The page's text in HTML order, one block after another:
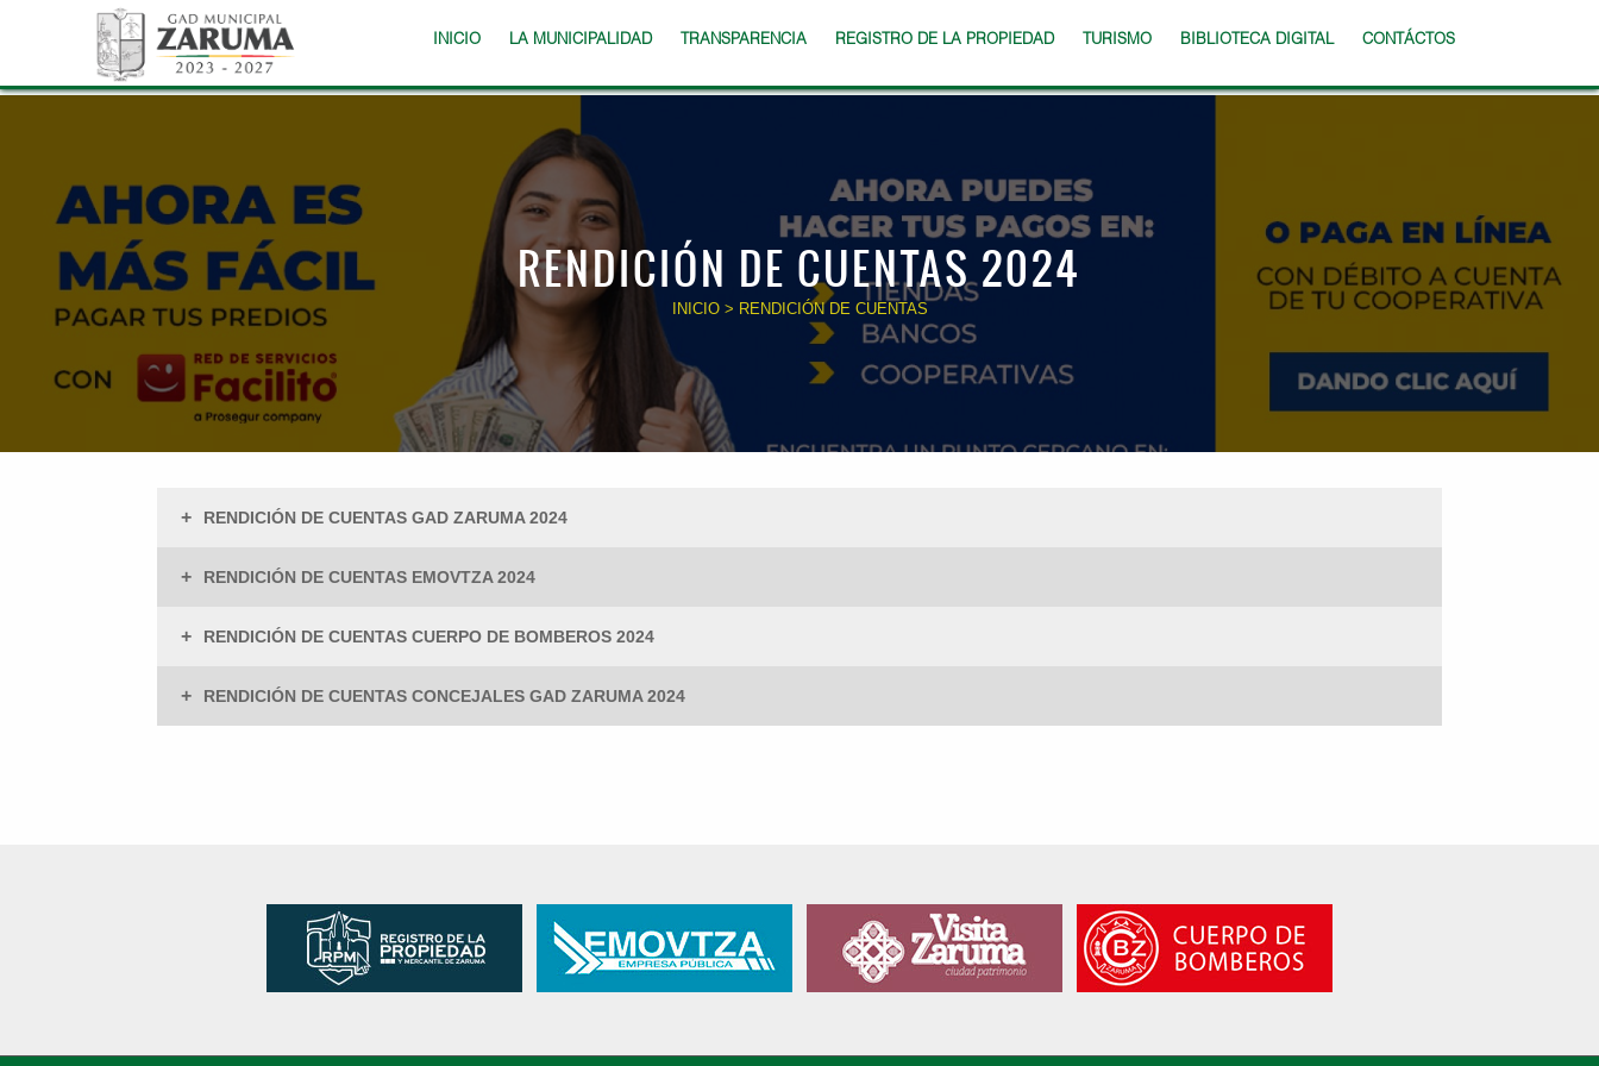
INICIO LA MUNICIPALIDAD TRANSPARENCIA REGISTRO DE LA PROPIEDAD TURISMO BIBLIOTECA DIGITAL CONTÁCTOS
RENDICIÓN DE CUENTAS 2024
INICIO> RENDICIÓN DE CUENTAS
+ RENDICIÓN DE CUENTAS GAD ZARUMA 2024
+ RENDICIÓN DE CUENTAS EMOVTZA 2024
+ RENDICIÓN DE CUENTAS CUERPO DE BOMBEROS 2024
+ RENDICIÓN DE CUENTAS CONCEJALES GAD ZARUMA 2024